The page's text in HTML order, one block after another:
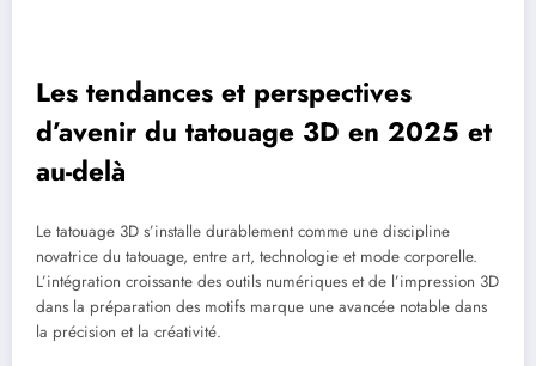
Les tendances et perspectives
d’avenir du tatouage 3D en 2025 et
au-delà
Le tatouage 3D s’installe durablement comme une discipline
novatrice du tatouage, entre art, technologie et mode corporelle.
L’intégration croissante des outils numériques et de l’impression 3D
dans la préparation des motifs marque une avancée notable dans
la précision et la créativité.